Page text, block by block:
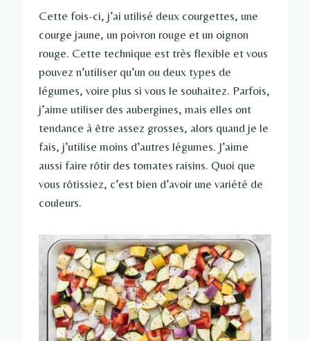
Cette fois-ci, j’ai utilisé deux courgettes, une
courge jaune, un poivron rouge et un oignon
rouge. Cette technique est très flexible et vous
pouvez n’utiliser qu’un ou deux types de
légumes, voire plus si vous le souhaitez. Parfois,
j’aime utiliser des aubergines, mais elles ont
tendance à être assez grosses, alors quand je le
fais, j’utilise moins d’autres légumes. J’aime
aussi faire rôtir des tomates raisins. Quoi que
vous rôtissiez, c’est bien d’avoir une variété de
couleurs.